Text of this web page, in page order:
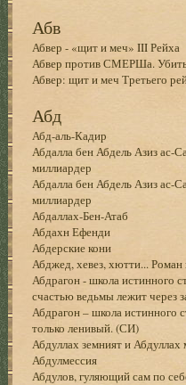
Абв
Абвер - «щит и меч» III Рейха
Абвер против СМЕРШа.
Абвер: щит и меч Третьего
Абд
Абд-аль-Кадир
Абдалла бен Абдель Азиз ас-
миллиардер
Абдалла бен Абдель Азиз ас-
миллиардер
Абдаллах-Бен-Атаб
Абдахн Ефенди
Абдерские кони
Абджед, хевез, хютти...
Абдрагон - школа истинного
счастью ведьмы лежит через
Абдрагон – школа истинного
только ленивый. (СИ)
Абдуллах земният и Абдуллах
Абдулмессия
Абдулов, гуляющий сам по